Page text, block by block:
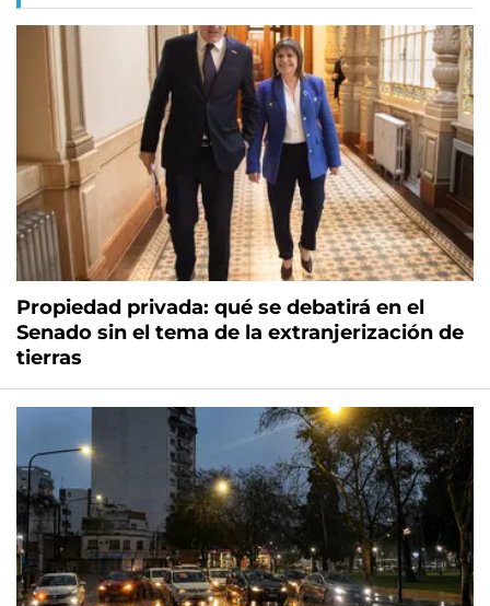
Propiedad privada: qué se debatirá en el
Senado sin el tema de la extranjerización de
tierras